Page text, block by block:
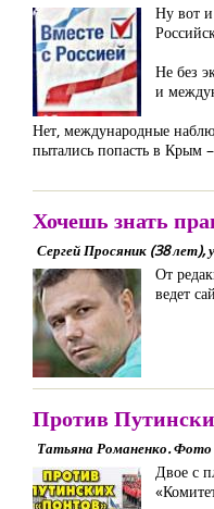
Ну вот
Не без
и
Нет, международные
пытались попасть в Крым
Хочешь знать
Сергей Просяник (38 лет),
От
ведет
Против
Татьяна Романенко.
Двое с